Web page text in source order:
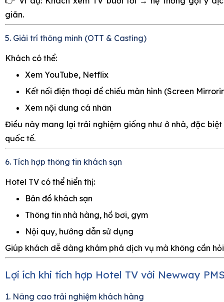
giãn.
5. Giải trí thông minh (OTT & Casting)
Khách có thể:
Xem YouTube, Netflix
Kết nối điện thoại để chiếu màn hình (Screen
Xem nội dung cá nhân
Điều này mang lại trải nghiệm giống như ở nhà, đặc
quốc tế.
6. Tích hợp thông tin khách sạn
Hotel TV có thể hiển thị:
Bản đồ khách sạn
Thông tin nhà hàng, hồ bơi, gym
Nội quy, hướng dẫn sử dụng
Giúp khách dễ dàng khám phá dịch vụ mà không cần
Lợi ích khi tích hợp Hotel TV với Newway
1. Nâng cao trải nghiệm khách hàng